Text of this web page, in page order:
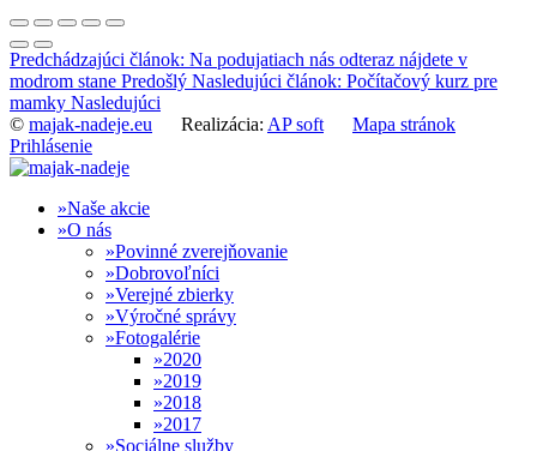
Predchádzajúci článok: Na podujatiach nás odteraz nájdete v
modrom stane Predošlý Nasledujúci článok: Počítačový kurz pre
mamky Nasledujúci
© majak-nadeje.eu Realizácia: AP soft
Mapa stránok
Prihlásenie
Naše akcie
O nás
Povinné zverejňovanie
Dobrovoľníci
Verejné zbierky
Výročné správy
Fotogalérie
2020
2019
2018
2017
Sociálne služby